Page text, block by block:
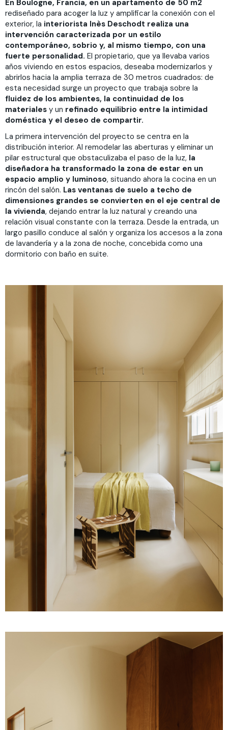
En Boulogne, Francia, en un apartamento de 50 m2
rediseñado para acoger la luz y amplificar la conexión con el
exterior, la interiorista Inès Deschodt realiza una
intervención caracterizada por un estilo
contemporáneo, sobrio y, al mismo tiempo, con una
fuerte personalidad. El propietario, que ya llevaba varios
años viviendo en estos espacios, deseaba modernizarlos y
abrirlos hacia la amplia terraza de 30 metros cuadrados: de
esta necesidad surge un proyecto que trabaja sobre la
fluidez de los ambientes, la continuidad de los
materiales y un refinado equilibrio entre la intimidad
doméstica y el deseo de compartir.
La primera intervención del proyecto se centra en la
distribución interior. Al remodelar las aberturas y eliminar un
pilar estructural que obstaculizaba el paso de la luz, la
diseñadora ha transformado la zona de estar en un
espacio amplio y luminoso, situando ahora la cocina en un
rincón del salón. Las ventanas de suelo a techo de
dimensiones grandes se convierten en el eje central de
la vivienda, dejando entrar la luz natural y creando una
relación visual constante con la terraza. Desde la entrada, un
largo pasillo conduce al salón y organiza los accesos a la zona
de lavandería y a la zona de noche, concebida como una
dormitorio con baño en suite.